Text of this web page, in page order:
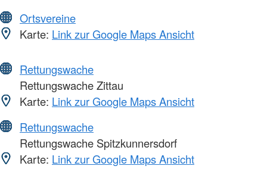
Ortsvereine
Karte: Link zur Google Maps Ansicht
Rettungswache
Rettungswache Zittau
Karte: Link zur Google Maps Ansicht
Rettungswache
Rettungswache Spitzkunnersdorf
Karte: Link zur Google Maps Ansicht